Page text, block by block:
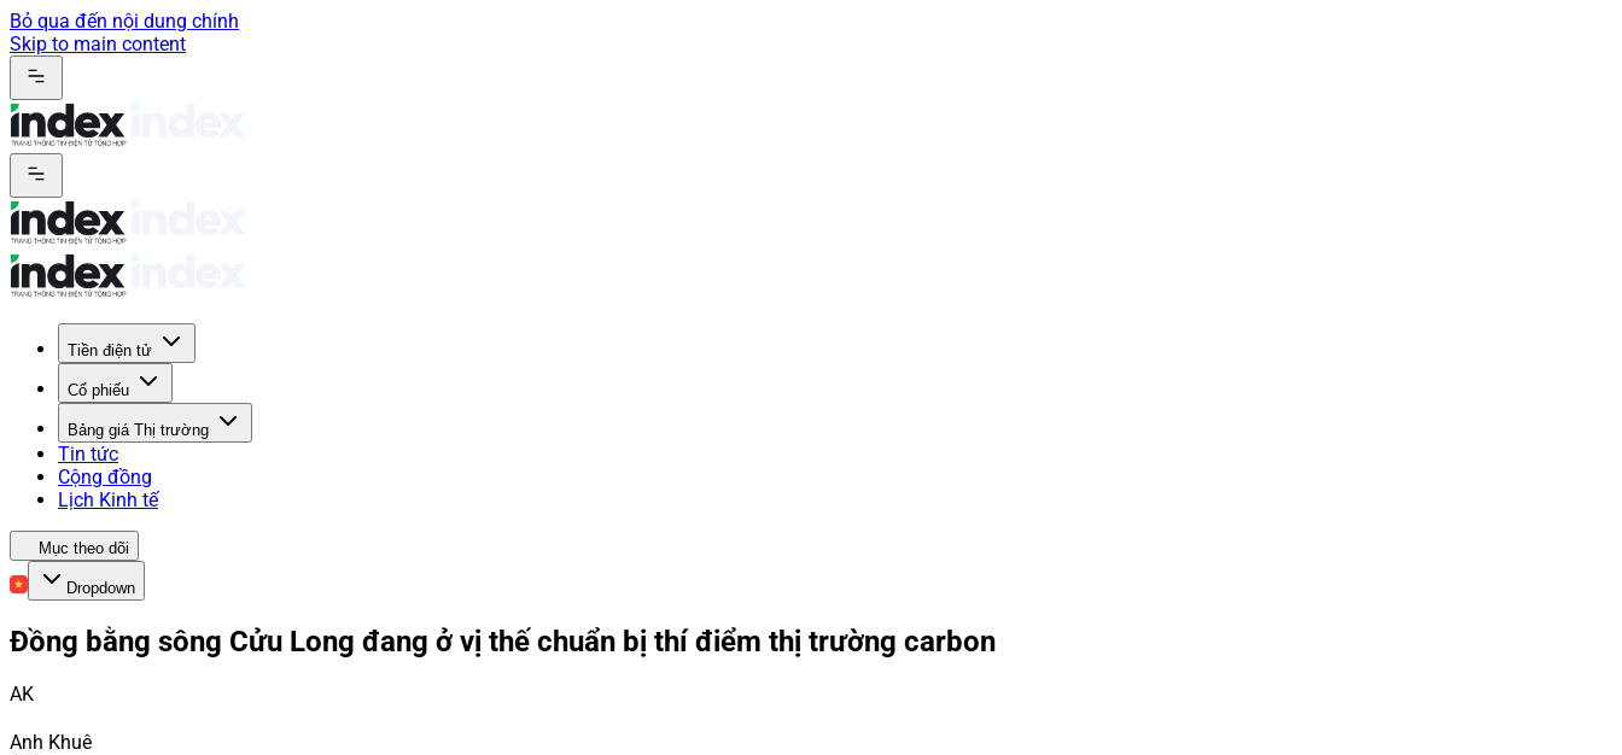
Bỏ qua đến nội dung chính
Skip to main content
Tiền điện tử
Cổ phiếu
Bảng giá Thị trường
Tin tức
Cộng đồng
Lịch Kinh tế
Mục theo dõi
Dropdown
Đồng bằng sông Cửu Long đang ở vị thế chuẩn bị thí điểm thị trường carbon
AK
Anh Khuê